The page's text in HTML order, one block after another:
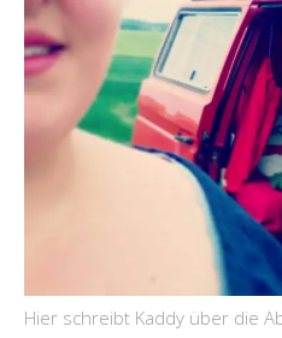
Hier schreibt Kaddy über die